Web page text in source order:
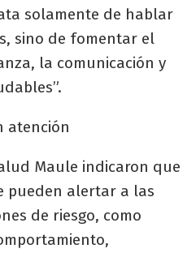
solamente de hablar
sino de fomentar el
la comunicación y
atención
Maule indicaron que
pueden alertar a las
de riesgo, como